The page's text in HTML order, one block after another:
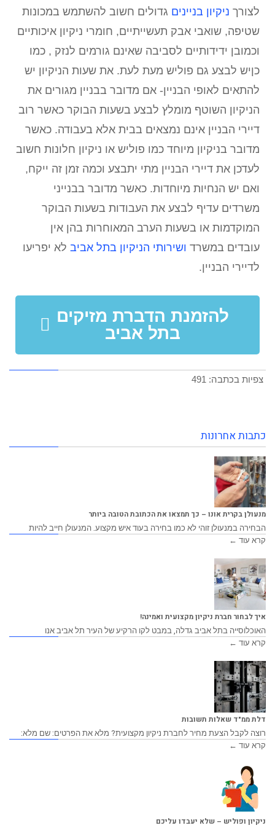
לצורך ניקיון בניינים גדולים חשוב להשתמש במכונות
שטיפה, שואבי אבק תעשייתיים, חומרי ניקיון איכותיים
וכמובן ידידותיים לסביבה שאינם גורמים לנזק , כמו
כןיש לבצע גם פוליש מעת לעת. את שעות הניקיון יש
להתאים לאופי הבניין- אם מדובר בבניין מגורים את
הניקיון השוטף מומלץ לבצע בשעות הבוקר כאשר רוב
דיירי הבניין אינם נמצאים בבית אלא בעבודה. כאשר
מדובר בניקיון מיוחד כמו פוליש או ניקיון חלונות חשוב
לעדכן את דיירי הבניין מתי יתבצע וכמה זמן זה ייקח,
ואם יש הנחיות מיוחדות. כאשר מדובר בבנייני
משרדים עדיף לבצע את העבודות בשעות הבוקר
המוקדמות או בשעות הערב המאוחרות בהן אין
עובדים במשרד ושירותי הניקיון בתל אביב לא יפריעו
לדיירי הבניין.
להזמנת הדברת מזיקים
בתל אביב
צפיות בכתבה: 491
כתבות אחרונות
מנעולן בקרית אונו – כך תמצאו את הכתובת הטובה ביותר
הבחירה במנעולן זוהי לא כמו בחירה בעוד איש מקצוע. המנעולן חייב להיות
קרא עוד ←
איך לבחור חברת ניקיון מקצועית ואמינה!
האוכלוסייה בתל אביב גדלה, במבט לקו הרקיע של העיר תל אביב אנו
קרא עוד ←
דלת ממ"ד שאלות תשובות
רוצה לקבל הצעת מחיר לחברת ניקיון מקצועית? מלא את הפרטים: שם מלא:
קרא עוד ←
ניקיון ופוליש – שלא יעבדו עליכם